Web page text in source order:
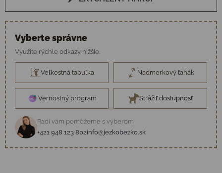
Vyberte správne
Využite rýchle odkazy nižšie.
Veľkostná tabuľka Nadmerkový ťahák
Vernostný program Strážiť dostupnosť
Radi vám pomôžeme s výberom
+421 948 123 802info@jezkobezko.sk